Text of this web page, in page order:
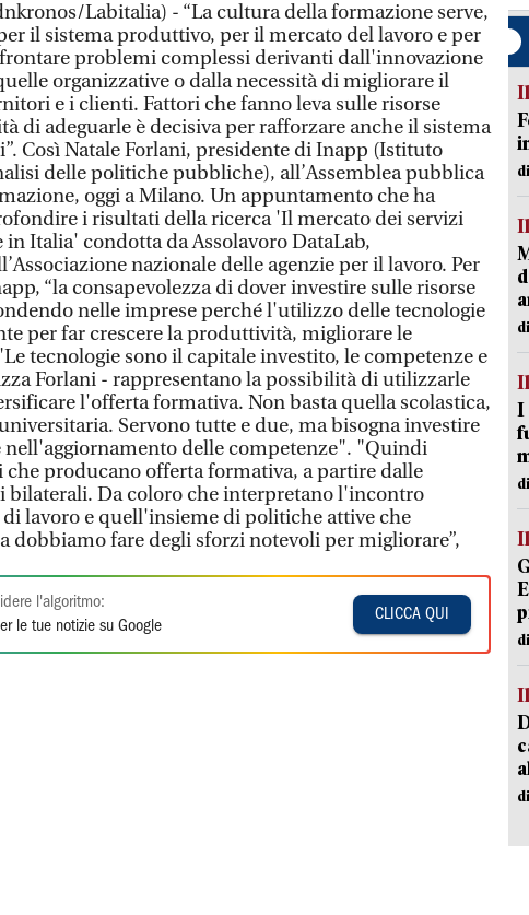
Labitalia) - “La cultura della formazione serve,
il sistema produttivo, per il mercato del lavoro e per
problemi complessi derivanti dall'innovazione
organizzative o dalla necessità di migliorare il
e i clienti. Fattori che fanno leva sulle risorse
di adeguarle è decisiva per rafforzare anche il sistema
Così Natale Forlani, presidente di Inapp (Istituto
delle politiche pubbliche), all’Assemblea pubblica
oggi a Milano. Un appuntamento che ha
i risultati della ricerca 'Il mercato dei servizi
Italia' condotta da Assolavoro DataLab,
nazionale delle agenzie per il lavoro. Per
“la consapevolezza di dover investire sulle risorse
nelle imprese perché l'utilizzo delle tecnologie
per far crescere la produttività, migliorare le
tecnologie sono il capitale investito, le competenze e
Forlani - rappresentano la possibilità di utilizzarle
l'offerta formativa. Non basta quella scolastica,
Servono tutte e due, ma bisogna investire
delle competenze". "Quindi
producano offerta formativa, a partire dalle
bilaterali. Da coloro che interpretano l'incontro
lavoro e quell'insieme di politiche attive che
dobbiamo fare degli sforzi notevoli per migliorare”,
l'algoritmo:
le tue notizie su Google
CLICCA QUI
I